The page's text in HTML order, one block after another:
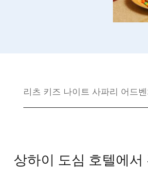
리츠 키즈 나이트 사파리 어드벤
상하이 도심 호텔에서